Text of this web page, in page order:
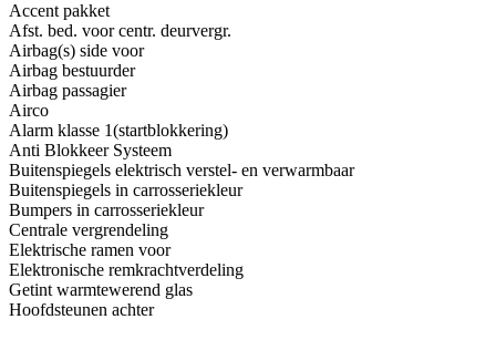
Accent pakket
Afst. bed. voor centr. deurvergr.
Airbag(s) side voor
Airbag bestuurder
Airbag passagier
Airco
Alarm klasse 1(startblokkering)
Anti Blokkeer Systeem
Buitenspiegels elektrisch verstel- en verwarmbaar
Buitenspiegels in carrosseriekleur
Bumpers in carrosseriekleur
Centrale vergrendeling
Elektrische ramen voor
Elektronische remkrachtverdeling
Getint warmtewerend glas
Hoofdsteunen achter